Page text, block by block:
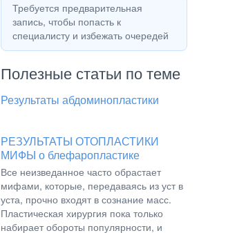
Требуется предварительная
запись, чтобы попасть к
специалисту и избежать очередей
Полезные статьи по теме
Результаты абдоминопластики
РЕЗУЛЬТАТЫ ОТОПЛАСТИКИ
МИФЫ о блефаропластике
Все неизведанное часто обрастает
мифами, которые, передаваясь из уст в
уста, прочно входят в сознание масс.
Пластическая хирургия пока только
набирает обороты популярности, и